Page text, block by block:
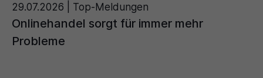
29.07.2026 | Top-Meldungen
Onlinehandel sorgt für immer mehr
Probleme